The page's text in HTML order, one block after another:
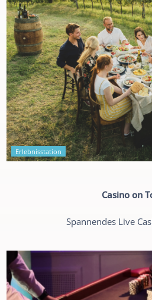
Erlebnisstation
Casino on
Spannendes Live